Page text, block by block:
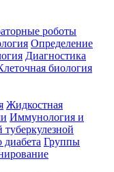
роботы
Определение
Диагностика
биология
Жидкостная
Иммунология и
туберкулезной
диабета Группы